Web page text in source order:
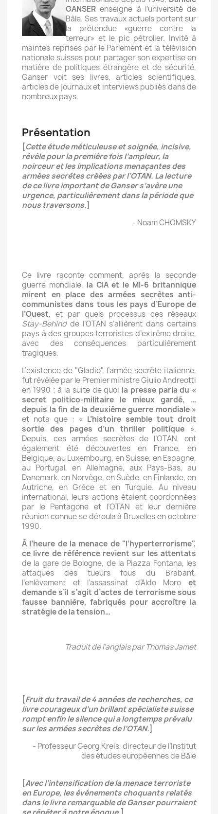
GANSER enseigne à l’université de
Bâle. Ses travaux actuels portent sur
la prétendue «guerre contre la
terreur» et le pic pétrolier. Invité à
maintes reprises par le Parlement et la télévision
nationale suisses pour partager son expertise en
matière de politiques étrangère et de sécurité,
Ganser voit ses livres, articles scientifiques,
articles de journaux et interviews publiés dans de
nombreux pays.
Présentation
[Cette étude méticuleuse et soignée, incisive,
révèle pour la première fois l’ampleur, la
noirceur et les implications menaçantes des
armées secrètes créées par l’OTAN. La lecture
de ce livre important de Ganser s’avère une
urgence, particulièrement dans la période que
nous traversons.]
- Noam CHOMSKY
Ce livre raconte comment, après la seconde
guerre mondiale, la CIA et le MI-6 britannique
mirent en place des armées secrètes anti-
communistes dans tous les pays d’Europe de
l’Ouest, et par quels processus ces réseaux
Stay-Behindde l’OTAN s’allièrent dans certains
pays à des groupes terroristes d’extrême droite,
avec des conséquences particulièrement
tragiques.
L’existence de "Gladio", l’armée secrète italienne,
fut révélée par le Premier ministre Giulio Andreotti
en 1990 ; à la suite de quoi la presse parla du «
secret politico-militaire le mieux gardé, …
depuis la fin de la deuxième guerre mondiale »
et nota que : « L’histoire semble tout droit
sortie des pages d’un thriller politique ».
Depuis, ces armées secrètes de l’OTAN, ont
également été découvertes en France, en
Belgique, au Luxembourg, en Suisse, en Espagne,
au Portugal, en Allemagne, aux Pays-Bas, au
Danemark, en Norvège, en Suède, en Finlande, en
Autriche, en Grèce et en Turquie. Au niveau
international, leurs actions étaient coordonnées
par le Pentagone et l’OTAN et leur dernière
réunion connue se déroula à Bruxelles en octobre
1990.
À l’heure de la menace de "l’hyperterrorisme",
ce livre de référence revient sur les attentats
de la gare de Bologne, de la Piazza Fontana, les
attaques des tueurs fous du Brabant,
l’enlèvement et l’assassinat d’Aldo Moro et
demande s’il s’agit d’actes de terrorisme sous
fausse bannière, fabriqués pour accroître la
stratégie de la tension…
Traduit de l’anglais par Thomas Jamet
[Fruit du travail de 4 années de recherches, ce
livre courageux d’un brillant spécialiste suisse
rompt enfin le silence qui a longtemps prévalu
sur les armées secrètes de l’OTAN.]
- Professeur Georg Kreis, directeur de l’Institut
des études européennes de Bâle
[Avec l’intensification de la menace terroriste
en Europe, les événements choquants relatés
dans le livre remarquable de Ganser pourraient